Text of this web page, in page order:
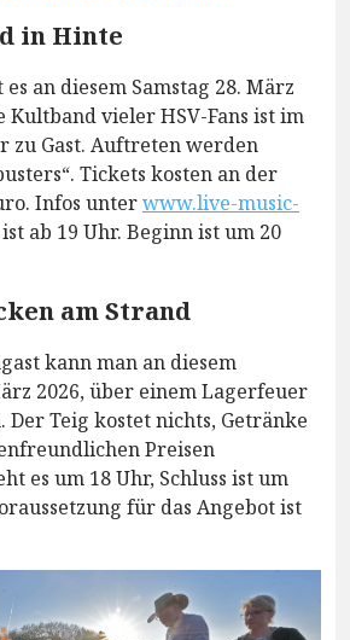
in Hinte
an diesem Samstag 28. März
Kultband vieler HSV-Fans ist im
zu Gast. Auftreten werden
Tickets kosten an der
Infos unterwww.live-music-
ist ab 19 Uhr. Beginn ist um 20
am Strand
kann man an diesem
2026, über einem Lagerfeuer
Der Teig kostet nichts, Getränke
Preisen
es um 18 Uhr, Schluss ist um
für das Angebot ist